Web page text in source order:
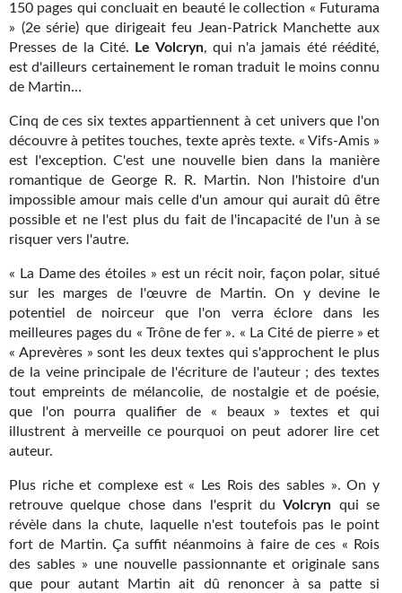
Les critiques
Le blog
Le prix des lecteurs
GOODIES
Goodies Gotland
Tirages d’art Une Heure-Lumière
PLUS
À paraître
Revue de presse
Récompenses
Newsletter
Le Bélial' sur Youtube
Tous les articles
La Bibliothèque orbitale
Journal d'un homme des bois
150 pages qui concluait en beauté le collection « Futurama
» (2e série) que dirigeait feu Jean-Patrick Manchette aux
Presses de la Cité.
Le Volcryn, qui n'a jamais été réédité,
est d'ailleurs certainement le roman traduit le moins connu
de Martin…
Cinq de ces six textes appartiennent à cet univers que l'on
découvre à petites touches, texte après texte. « Vifs-Amis »
est l'exception. C'est une nouvelle bien dans la manière
romantique de George R. R. Martin. Non l'histoire d'un
impossible amour mais celle d'un amour qui aurait dû être
possible et ne l'est plus du fait de l'incapacité de l'un à se
risquer vers l'autre.
« La Dame des étoiles » est un récit noir, façon polar, situé
sur les marges de l'œuvre de Martin. On y devine le
potentiel de noirceur que l'on verra éclore dans les
meilleures pages du « Trône de fer ». « La Cité de pierre » et
« Aprevères » sont les deux textes qui s'approchent le plus
de la veine principale de l'écriture de l'auteur ; des textes
tout empreints de mélancolie, de nostalgie et de poésie,
que l'on pourra qualifier de « beaux » textes et qui
illustrent à merveille ce pourquoi on peut adorer lire cet
auteur.
Plus riche et complexe est « Les Rois des sables ». On y
retrouve quelque chose dans l'esprit duVolcryn qui se
révèle dans la chute, laquelle n'est toutefois pas le point
fort de Martin. Ça suffit néanmoins à faire de ces « Rois
des sables » une nouvelle passionnante et originale sans
que pour autant Martin ait dû renoncer à sa patte si